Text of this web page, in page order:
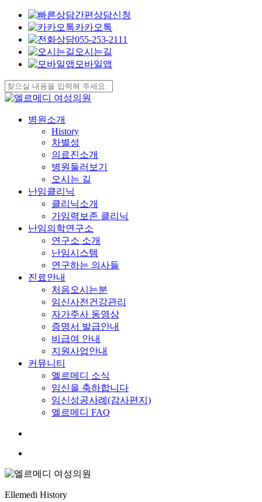
간편상담신청
카카오톡
055-253-2111
오시는길
모바일앱
Skip
to
main
content
Close
search
Menu
병원소개
History
차별성
의료진소개
병원둘러보기
오시는 길
난임클리닉
클리닉소개
가임력보존 클리닉
난임의학연구소
연구소 소개
난임시스템
연구하는 의사들
진료안내
처음오시는분
임신사전건강관리
자가주사 동영상
증명서 발급안내
비급여 안내
지원사업안내
커뮤니티
엘르메디 소식
임신을 축하합니다
임신성공사례(감사편지)
엘르메디 FAQ
Ellemedi History